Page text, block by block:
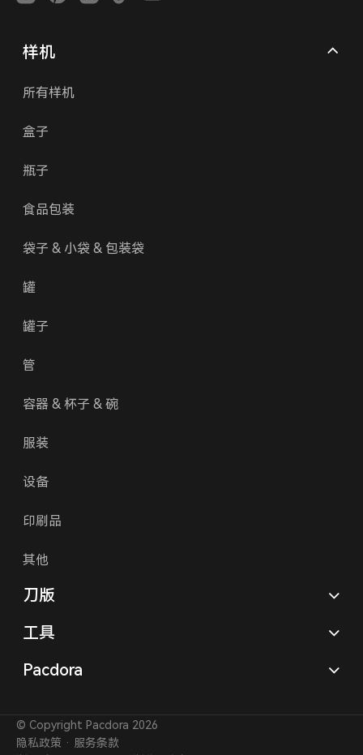
样机
所有样机
盒子
瓶子
食品包装
袋子 & 小袋 & 包装袋
罐
罐子
管
容器 & 杯子 & 碗
服装
设备
印刷品
其他
刀版
工具
Pacdora
© Copyright Pacdora 2026
隐私政策 · 服务条款